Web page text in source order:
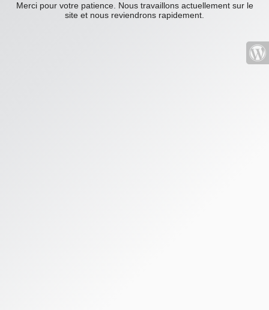
Merci pour votre patience. Nous travaillons actuellement sur le
site et nous reviendrons rapidement.